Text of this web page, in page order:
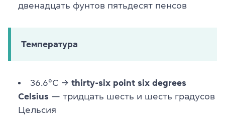
двенадцать фунтов пятьдесят пенсов
Температура
36.6°C → thirty-six point six degrees
Celsius — тридцать шесть и шесть градусов
Цельсия